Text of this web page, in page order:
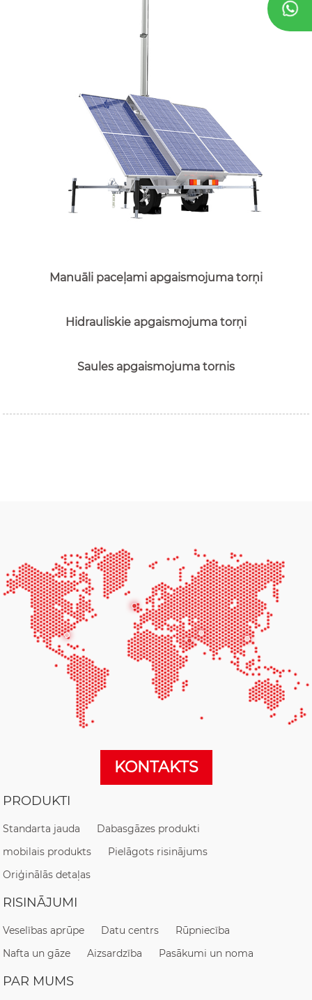
Manuāli paceļami apgaismojuma torņi
Hidrauliskie apgaismojuma torņi
Saules apgaismojuma tornis
KONTAKTS
PRODUKTI
Standarta jauda
Dabasgāzes produkti
mobilais produkts
Pielāgots risinājums
Oriģinālās detaļas
RISINĀJUMI
Veselības aprūpe Datu centrs
Rūpniecība
Nafta un gāze
Aizsardzība Pasākumi un noma
PAR MUMS